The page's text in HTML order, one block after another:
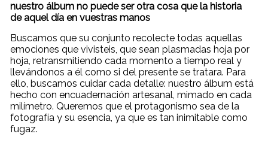
nuestro álbum no puede ser otra cosa que la historia
de aquel día en vuestras manos
Buscamos que su conjunto recolecte todas aquellas
emociones que vivisteis, que sean plasmadas hoja por
hoja, retransmitiendo cada momento a tiempo real y
llevándonos a él como si del presente se tratara. Para
ello, buscamos cuidar cada detalle: nuestro álbum está
hecho con encuadernación artesanal, mimado en cada
milímetro. Queremos que el protagonismo sea de la
fotografía y su esencia, ya que es tan inimitable como
fugaz.